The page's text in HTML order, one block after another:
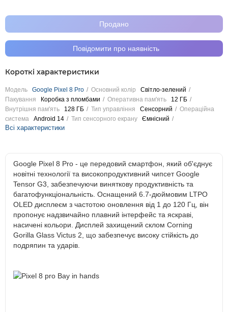
Продано
Повідомити про наявність
Короткі характеристики
Модель Google Pixel 8 Pro Основний колір
Світло-зелений
Пакування
Коробка з пломбами Оперативна пам'ять
12 ГБ
Внутрішня пам'ять
128 ГБ Тип управління Сенсорний
Операційна
система
Android 14 Тип сенсорного екрану Ємнісний
Всі характеристики
Google Pixel 8 Pro - це передовий смартфон, який об'єднує
новітні технології та високопродуктивний чипсет Google
Tensor G3, забезпечуючи виняткову продуктивність та
багатофункціональність. Оснащений 6.7-дюймовим LTPO
OLED дисплеєм з частотою оновлення від 1 до 120 Гц, він
пропонує надзвичайно плавний інтерфейс та яскраві,
насичені кольори. Дисплей захищений склом Corning
Gorilla Glass Victus 2, що забезпечує високу стійкість до
подряпин та ударів.